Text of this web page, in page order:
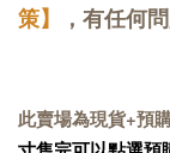
策】
，有任何
此賣場為現貨+預